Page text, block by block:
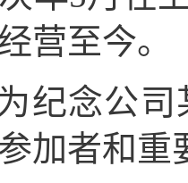
营至今。
纪念公
加者和重